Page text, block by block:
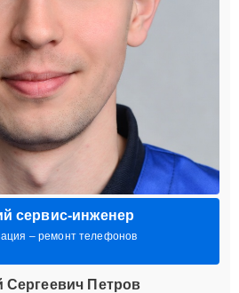
сервис-инженер
– ремонт телефонов
Сергеевич Петров